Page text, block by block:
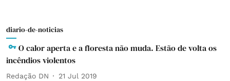
diario-de-noticias
O calor aperta e a floresta não muda. Estão de volta os
incêndios violentos
Redação DN 21 Jul 2019